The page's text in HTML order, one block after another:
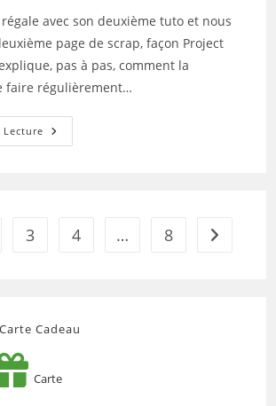
avec son deuxième tuto et nous
page de scrap, façon Project
pas à pas, comment la
faire régulièrement…
Tuto
N°4
3 4 … 8 Aller à la
Cadeau
Carte